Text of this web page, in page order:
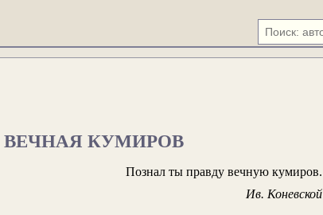
ВЕЧНАЯ КУМИРОВ
Познал ты правду вечную кумиров.
Ив. Коневской